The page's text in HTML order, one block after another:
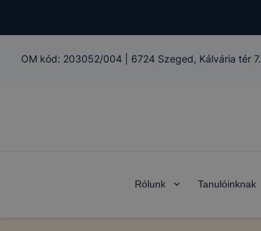
OM kód: 203052/004 6724 Szeged, Kálvária tér 7.
Rólunk Tanulóinknak